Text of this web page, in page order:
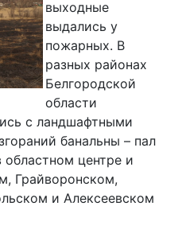
выходные
выдались у
пожарных. В
разных районах
Белгородской
области
с ландшафтными
банальны – пал
центре и
Грайворонском,
и Алексеевском